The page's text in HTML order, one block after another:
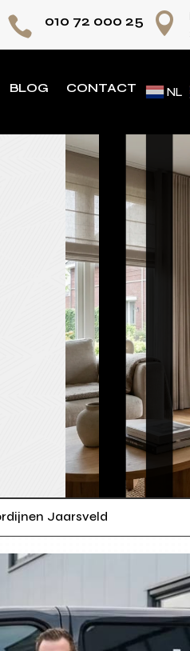
Persoonlijk
 010 72 000 25 
BLOG CONTACT NL
Jaarsveld